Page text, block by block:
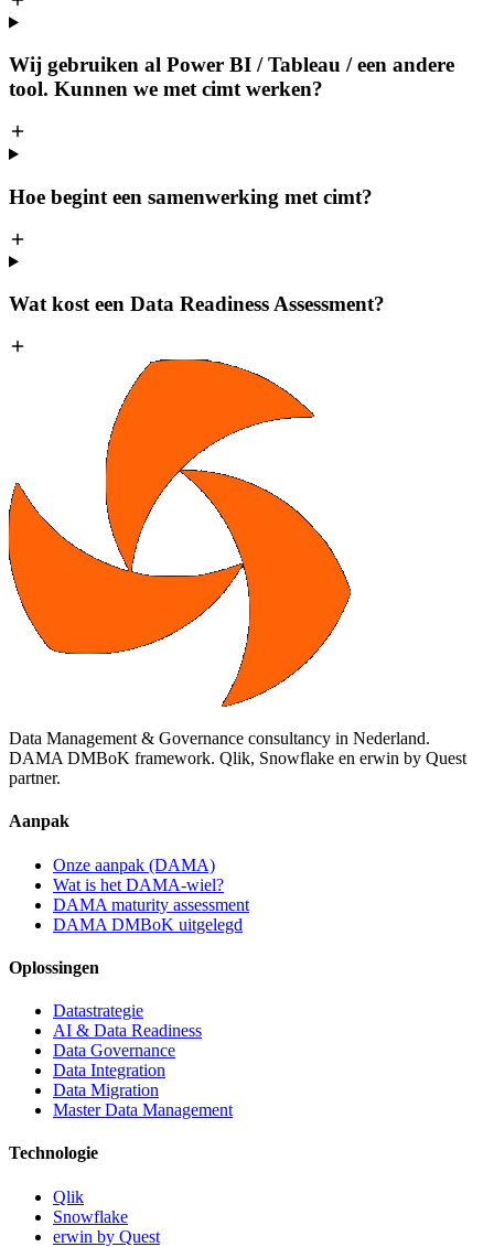
Wij gebruiken al Power BI / Tableau / een andere
tool. Kunnen we met cimt werken?
Hoe begint een samenwerking met cimt?
Wat kost een Data Readiness Assessment?
Data Management & Governance consultancy in Nederland.
DAMA DMBoK framework. Qlik, Snowflake en erwin by Quest
partner.
Aanpak
Onze aanpak (DAMA)
Wat is het DAMA-wiel?
DAMA maturity assessment
DAMA DMBoK uitgelegd
Oplossingen
Datastrategie
AI & Data Readiness
Data Governance
Data Integration
Data Migration
Master Data Management
Technologie
Qlik
Snowflake
erwin by Quest